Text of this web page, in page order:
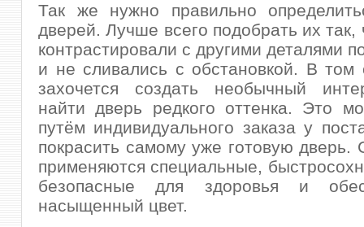
Так же нужно правильно
дверей. Лучше всего подобрать их
контрастировали с другими деталями
и не сливались с обстановкой. В том
захочется создать необычный
найти дверь редкого оттенка. Это
путём индивидуального заказа у
покрасить самому уже готовую дверь.
применяются специальные,
безопасные для здоровья и
насыщенный цвет.